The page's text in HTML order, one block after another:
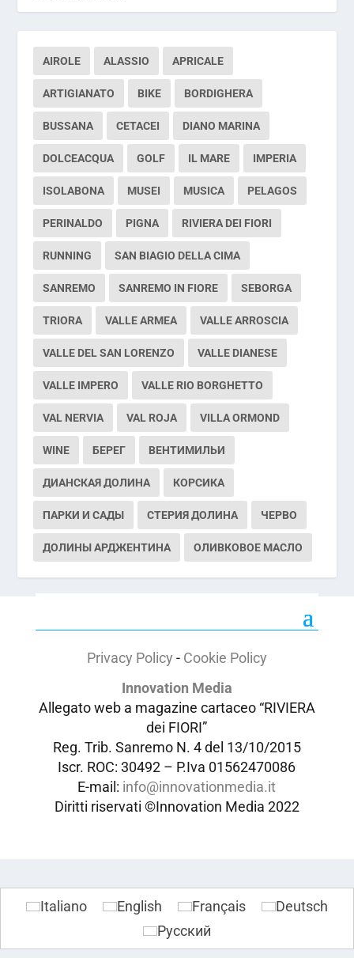
AIROLE ALASSIO APRICALE
ARTIGIANATO BIKE BORDIGHERA
BUSSANA CETACEI DIANO MARINA
DOLCEACQUA GOLF IL MARE IMPERIA
ISOLABONA MUSEI MUSICA PELAGOS
PERINALDO PIGNA RIVIERA DEI FIORI
RUNNING SAN BIAGIO DELLA CIMA
SANREMO SANREMO IN FIORE SEBORGA
TRIORA VALLE ARMEA VALLE ARROSCIA
VALLE DEL SAN LORENZO VALLE DIANESE
VALLE IMPERO VALLE RIO BORGHETTO
VAL NERVIA VAL ROJA VILLA ORMOND
WINE БЕРЕГ ВЕНТИМИЛЬИ
ДИАНСКАЯ ДОЛИНА КОРСИКА
ПАРКИ И САДЫ СТЕРИЯ ДОЛИНА ЧЕРВО
ДОЛИНЫ АРДЖЕНТИНА ОЛИВКОВОЕ МАСЛО
Privacy Policy - Cookie Policy
Innovation Media
Allegato web a magazine cartaceo “RIVIERA
dei FIORI”
Reg. Trib. Sanremo N. 4 del 13/10/2015
Iscr. ROC: 30492 – P.Iva 01562470086
E-mail: info@innovationmedia.it
Diritti riservati ©Innovation Media 2022
Italiano English Français
Deutsch
Русский